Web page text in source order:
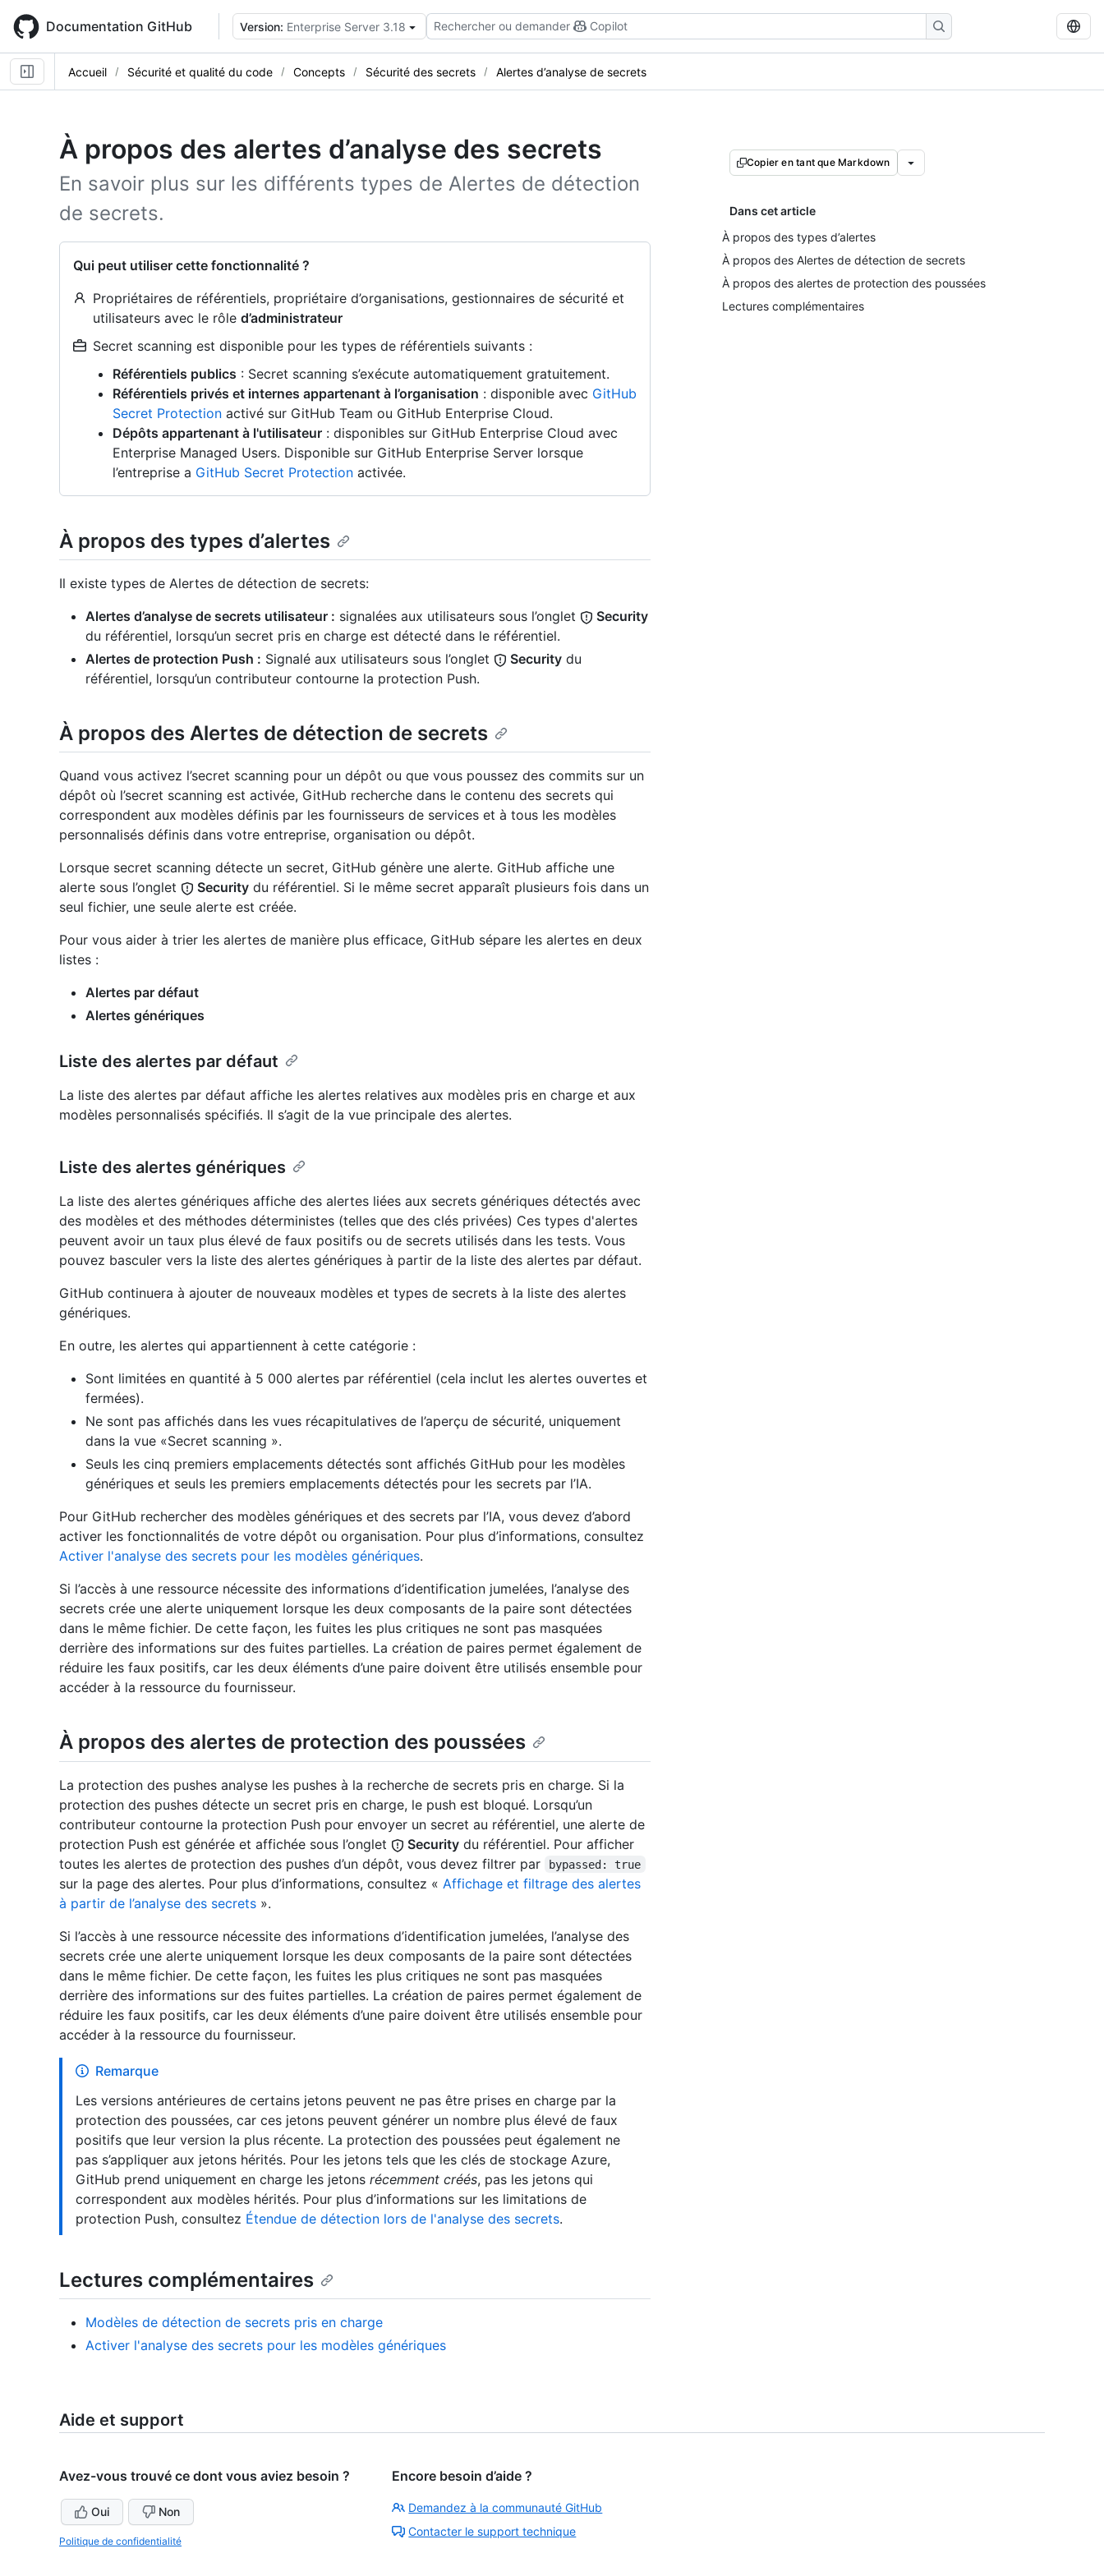
main
content
Documentation GitHub Version: Enterprise Server 3.18 Rechercher ou demander Copilot
Accueil Sécurité et qualité du code Concepts Sécurité des secrets Alertes d’analyse de secrets
À propos des alertes d’analyse des secrets
En savoir plus sur les différents types de Alertes de détection
de secrets.
Qui peut utiliser cette fonctionnalité ?
Propriétaires de référentiels, propriétaire d’organisations, gestionnaires de sécurité et
utilisateurs avec le rôle d’administrateur
Secret scanning est disponible pour les types de référentiels suivants :
Référentiels publics : Secret scanning s’exécute automatiquement gratuitement.
Référentiels privés et internes appartenant à l’organisation : disponible avec GitHub
Secret Protection activé sur GitHub Team ou GitHub Enterprise Cloud.
Dépôts appartenant à l'utilisateur : disponibles sur GitHub Enterprise Cloud avec
Enterprise Managed Users. Disponible sur GitHub Enterprise Server lorsque
l’entreprise a GitHub Secret Protection activée.
Copier en tant que Markdown
Dans cet article
À propos des types d’alertes
À propos des Alertes de détection de secrets
À propos des alertes de protection des poussées
Lectures complémentaires
À propos des types d’alertes
Il existe types de Alertes de détection de secrets:
Alertes d’analyse de secrets utilisateur : signalées aux utilisateurs sous l’onglet
Security
du référentiel, lorsqu’un secret pris en charge est détecté dans le référentiel.
Alertes de protection Push : Signalé aux utilisateurs sous l’onglet Security du
référentiel, lorsqu’un contributeur contourne la protection Push.
À propos des Alertes de détection de secrets
Quand vous activez l’secret scanning pour un dépôt ou que vous poussez des commits sur un
dépôt où l’secret scanning est activée, GitHub recherche dans le contenu des secrets qui
correspondent aux modèles définis par les fournisseurs de services et à tous les modèles
personnalisés définis dans votre entreprise, organisation ou dépôt.
Lorsque secret scanning détecte un secret, GitHub génère une alerte. GitHub affiche une
alerte sous l’onglet
Security du référentiel. Si le même secret apparaît plusieurs fois dans un
seul fichier, une seule alerte est créée.
Pour vous aider à trier les alertes de manière plus efficace, GitHub sépare les alertes en deux
listes :
Alertes par défaut
Alertes génériques
Liste des alertes par défaut
La liste des alertes par défaut affiche les alertes relatives aux modèles pris en charge et aux
modèles personnalisés spécifiés. Il s’agit de la vue principale des alertes.
Liste des alertes génériques
La liste des alertes génériques affiche des alertes liées aux secrets génériques détectés avec
des modèles et des méthodes déterministes (telles que des clés privées) Ces types d'alertes
peuvent avoir un taux plus élevé de faux positifs ou de secrets utilisés dans les tests. Vous
pouvez basculer vers la liste des alertes génériques à partir de la liste des alertes par défaut.
GitHub continuera à ajouter de nouveaux modèles et types de secrets à la liste des alertes
génériques.
En outre, les alertes qui appartiennent à cette catégorie :
Sont limitées en quantité à 5 000 alertes par référentiel (cela inclut les alertes ouvertes et
fermées).
Ne sont pas affichés dans les vues récapitulatives de l’aperçu de sécurité, uniquement
dans la vue «Secret scanning ».
Seuls les cinq premiers emplacements détectés sont affichés GitHub pour les modèles
génériques et seuls les premiers emplacements détectés pour les secrets par l’IA.
Pour GitHub rechercher des modèles génériques et des secrets par l’IA, vous devez d’abord
activer les fonctionnalités de votre dépôt ou organisation. Pour plus d’informations, consultez
Activer l'analyse des secrets pour les modèles génériques.
Si l’accès à une ressource nécessite des informations d’identification jumelées, l’analyse des
secrets crée une alerte uniquement lorsque les deux composants de la paire sont détectées
dans le même fichier. De cette façon, les fuites les plus critiques ne sont pas masquées
derrière des informations sur des fuites partielles. La création de paires permet également de
réduire les faux positifs, car les deux éléments d’une paire doivent être utilisés ensemble pour
accéder à la ressource du fournisseur.
À propos des alertes de protection des poussées
La protection des pushes analyse les pushes à la recherche de secrets pris en charge. Si la
protection des pushes détecte un secret pris en charge, le push est bloqué. Lorsqu’un
contributeur contourne la protection Push pour envoyer un secret au référentiel, une alerte de
protection Push est générée et affichée sous l’onglet
Security du référentiel. Pour afficher
toutes les alertes de protection des pushes d’un dépôt, vous devez filtrer par
bypassed: true
sur la page des alertes. Pour plus d’informations, consultez « Affichage et filtrage des alertes
à partir de l’analyse des secrets ».
Si l’accès à une ressource nécessite des informations d’identification jumelées, l’analyse des
secrets crée une alerte uniquement lorsque les deux composants de la paire sont détectées
dans le même fichier. De cette façon, les fuites les plus critiques ne sont pas masquées
derrière des informations sur des fuites partielles. La création de paires permet également de
réduire les faux positifs, car les deux éléments d’une paire doivent être utilisés ensemble pour
accéder à la ressource du fournisseur.
Remarque
Les versions antérieures de certains jetons peuvent ne pas être prises en charge par la
protection des poussées, car ces jetons peuvent générer un nombre plus élevé de faux
positifs que leur version la plus récente. La protection des poussées peut également ne
pas s’appliquer aux jetons hérités. Pour les jetons tels que les clés de stockage Azure,
GitHub prend uniquement en charge les jetons récemment créés, pas les jetons qui
correspondent aux modèles hérités. Pour plus d’informations sur les limitations de
protection Push, consultez Étendue de détection lors de l'analyse des secrets.
Lectures complémentaires
Modèles de détection de secrets pris en charge
Activer l'analyse des secrets pour les modèles génériques
Aide et support
Avez-vous trouvé ce dont vous aviez besoin ?
Oui Non
Politique de confidentialité
Encore besoin d’aide ?
Demandez à la communauté GitHub
Contacter le support technique